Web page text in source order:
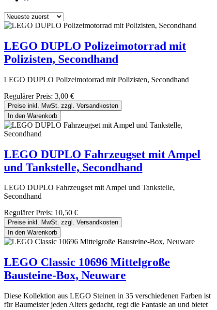
LEGO DUPLO Polizeimotorrad mit
Polizisten, Secondhand
LEGO DUPLO Polizeimotorrad mit Polizisten, Secondhand
Regulärer Preis: 3,00 €
Preise inkl. MwSt. zzgl. Versandkosten
In den Warenkorb
LEGO DUPLO Fahrzeugset mit Ampel
und Tankstelle, Secondhand
LEGO DUPLO Fahrzeugset mit Ampel und Tankstelle,
Secondhand
Regulärer Preis: 10,50 €
Preise inkl. MwSt. zzgl. Versandkosten
In den Warenkorb
LEGO Classic 10696 Mittelgroße
Bausteine-Box, Neuware
Diese Kollektion aus LEGO Steinen in 35 verschiedenen Farben ist
für Baumeister jeden Alters gedacht, regt die Fantasie an und bietet